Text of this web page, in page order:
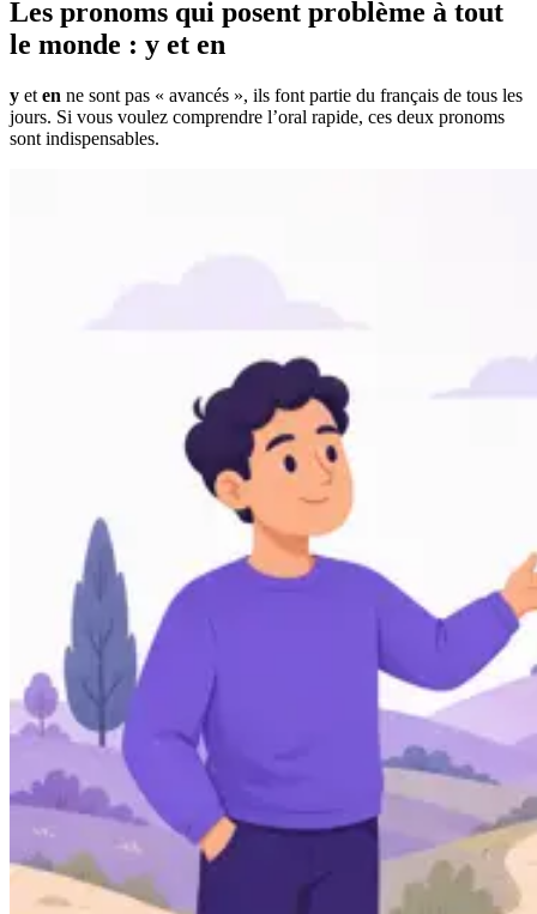
Les pronoms qui posent problème à tout
le monde : y et en
y et en ne sont pas « avancés », ils font partie du français de tous les
jours. Si vous voulez comprendre l’oral rapide, ces deux pronoms
sont indispensables.